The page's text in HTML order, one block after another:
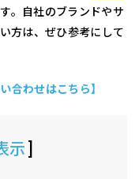
。自社のブランドやサ
方は、ぜひ参考にして
合わせはこちら】
示]